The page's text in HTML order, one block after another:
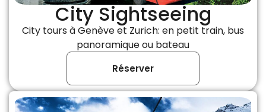
City Sightseeing
City tours à Genève et Zurich: en petit train, bus
panoramique ou bateau
Réserver